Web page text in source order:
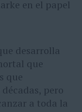
en el papel
desarrolla
que
que
pero
a toda la